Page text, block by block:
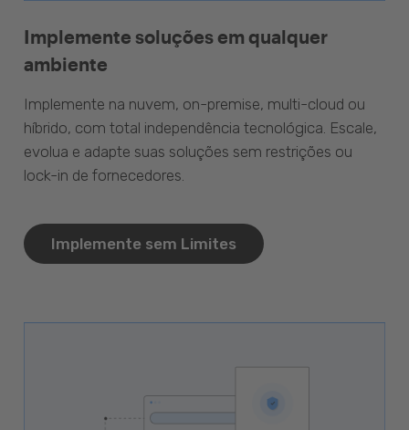
Implemente soluções em qualquer
ambiente
Implemente na nuvem, on-premise, multi-cloud ou
híbrido, com total independência tecnológica. Escale,
evolua e adapte suas soluções sem restrições ou
lock-in de fornecedores.
Implemente sem Limites